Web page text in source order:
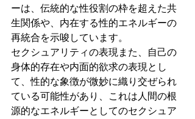
ーは、伝統的な性役割の枠を超えた共
生関係や、内在する性的エネルギーの
再統合を示唆しています。
セクシュアリティの表現また、自己の
身体的存在や内面的欲求の表現とし
て、性的な象徴が微妙に織り交ぜられ
ている可能性があり、これは人間の根
源的なエネルギーとしてのセクシュア